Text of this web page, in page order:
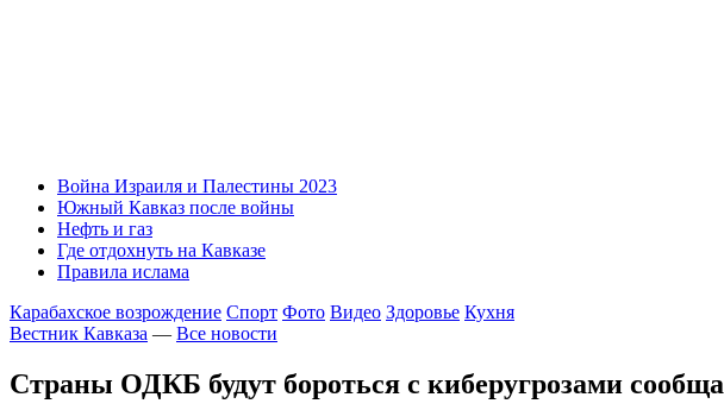
Война Израиля и Палестины 2023
Южный Кавказ после войны
Нефть и газ
Где отдохнуть на Кавказе
Правила ислама
Карабахское возрождение Спорт Фото Видео Здоровье Кухня
Вестник Кавказа — Все новости
Страны ОДКБ будут бороться с киберугрозами сообща